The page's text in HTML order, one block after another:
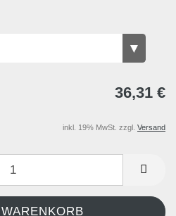
36,31 €
inkl. 19% MwSt. zzgl. Versand